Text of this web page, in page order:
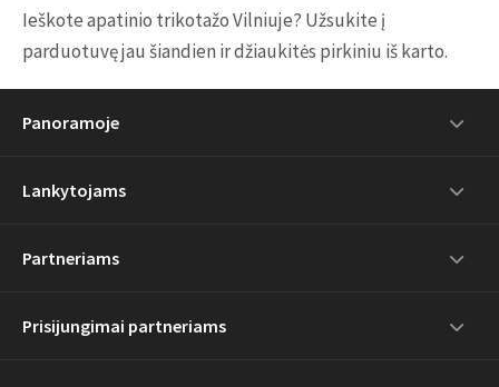
Ieškote apatinio trikotažo Vilniuje? Užsukite į
parduotuvę jau šiandien ir džiaukitės pirkiniu iš karto.
Panoramoje
Lankytojams
Partneriams
Prisijungimai partneriams